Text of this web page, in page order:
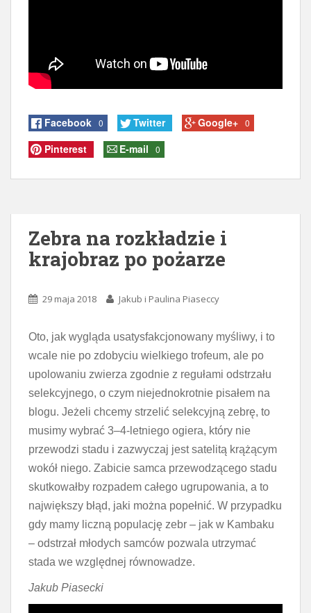
Facebook 0 Twitter Google+ 0
Pinterest E-mail 0
Zebra na rozkładzie i
krajobraz po pożarze
29 maja 2018 Jakub i Paulina Piaseccy
Oto, jak wygląda usatysfakcjonowany myśliwy, i to
wcale nie po zdobyciu wielkiego trofeum, ale po
upolowaniu zwierza zgodnie z regułami odstrzału
selekcyjnego, o czym niejednokrotnie pisałem na
blogu. Jeżeli chcemy strzelić selekcyjną zebrę, to
musimy wybrać 3–4-letniego ogiera, który nie
przewodzi stadu i zazwyczaj jest satelitą krążącym
wokół niego. Zabicie samca przewodzącego stadu
skutkowałby rozpadem całego ugrupowania, a to
największy błąd, jaki można popełnić. W przypadku
gdy mamy liczną populację zebr – jak w Kambaku
– odstrzał młodych samców pozwala utrzymać
stada we względnej równowadze.
Jakub Piasecki